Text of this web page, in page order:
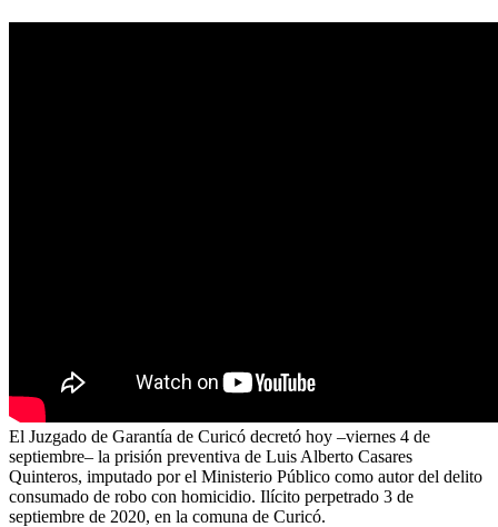
El Juzgado de Garantía de Curicó decretó hoy –viernes 4 de
septiembre– la prisión preventiva de Luis Alberto Casares
Quinteros, imputado por el Ministerio Público como autor del delito
consumado de robo con homicidio. Ilícito perpetrado 3 de
septiembre de 2020, en la comuna de Curicó.